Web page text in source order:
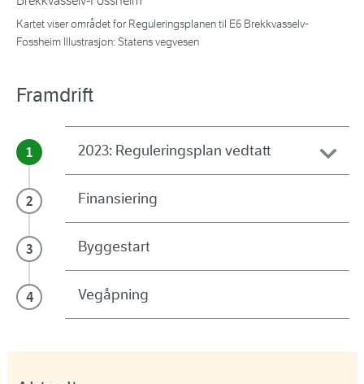
Kartet viser området for Reguleringsplanen til E6 Brekkvasselv-
Fossheim Illustrasjon: Statens vegvesen
Framdrift
2023: Reguleringsplan vedtatt
Finansiering
Byggestart
Vegåpning